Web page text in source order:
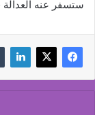
ستسفر عنه